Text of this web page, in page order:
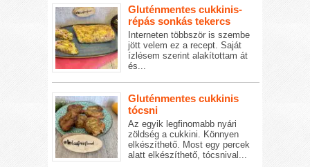
Gluténmentes cukkinis-
répás sonkás tekercs
Interneten többször is szembe
jött velem ez a recept. Saját
ízlésem szerint alakítottam át
és...
Gluténmentes cukkinis
tócsni
Az egyik legfinomabb nyári
zöldség a cukkini. Könnyen
elkészíthető. Most egy percek
alatt elkészíthető, tócsnival...